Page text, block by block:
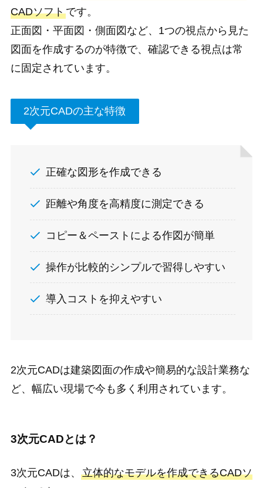
CADソフトです。
正面図・平面図・側面図など、1つの視点から見た
図面を作成するのが特徴で、確認できる視点は常
に固定されています。
2次元CADの主な特徴
正確な図形を作成できる
距離や角度を高精度に測定できる
コピー＆ペーストによる作図が簡単
操作が比較的シンプルで習得しやすい
導入コストを抑えやすい
2次元CADは建築図面の作成や簡易的な設計業務な
ど、幅広い現場で今も多く利用されています。
3次元CADとは？
3次元CADは、 立体的なモデルを作成できるCADソ